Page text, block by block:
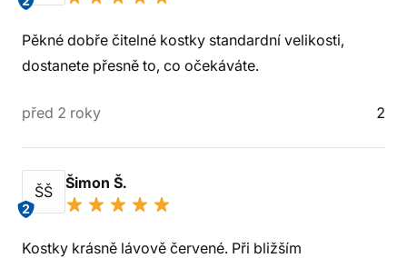
Pěkné dobře čitelné kostky standardní velikosti,
dostanete přesně to, co očekáváte.
před 2 roky 2
ŠŠ
2
Šimon Š.
Kostky krásně lávově červené. Při bližším